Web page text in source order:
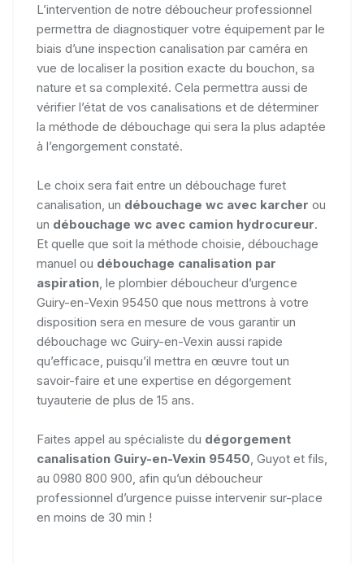
L’intervention de notre déboucheur professionnel
permettra de diagnostiquer votre équipement par le
biais d’une inspection canalisation par caméra en
vue de localiser la position exacte du bouchon, sa
nature et sa complexité. Cela permettra aussi de
vérifier l’état de vos canalisations et de déterminer
la méthode de débouchage qui sera la plus adaptée
à l’engorgement constaté.
Le choix sera fait entre un débouchage furet
canalisation, un débouchage wc avec karcher ou
un débouchage wc avec camion hydrocureur.
Et quelle que soit la méthode choisie, débouchage
manuel ou débouchage canalisation par
aspiration , le plombier déboucheur d’urgence
Guiry-en-Vexin 95450 que nous mettrons à votre
disposition sera en mesure de vous garantir un
débouchage wc Guiry-en-Vexin aussi rapide
qu’efficace, puisqu’il mettra en œuvre tout un
savoir-faire et une expertise en dégorgement
tuyauterie de plus de 15 ans.
Faites appel au spécialiste du dégorgement
canalisation Guiry-en-Vexin 95450 , Guyot et fils,
au 0980 800 900, afin qu’un déboucheur
professionnel d’urgence puisse intervenir sur-place
en moins de 30 min !